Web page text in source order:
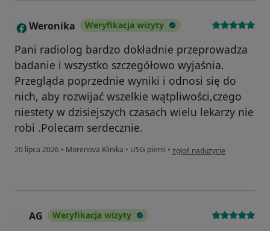
W Weronika Weryfikacja wizyty
Pani radiolog bardzo dokładnie przeprowadza
badanie i wszystko szczegółowo wyjaśnia.
Przegląda poprzednie wyniki i odnosi się do
nich, aby rozwijać wszelkie wątpliwości,czego
niestety w dzisiejszych czasach wielu lekarzy nie
robi .Polecam serdecznie.
20 lipca 2026 • Morenova Klinika • USG piersi • w opinii użytkownika
zgłoś nadużycie
AG Weryfikacja wizyty